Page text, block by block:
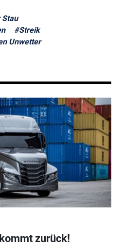
#Streik
Unwetter
zurück!